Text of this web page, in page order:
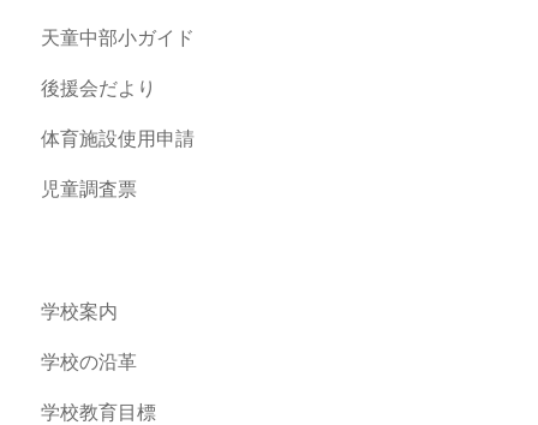
天童中部小ガイド
後援会だより
体育施設使用申請
児童調査票
学校案内
学校の沿革
学校教育目標